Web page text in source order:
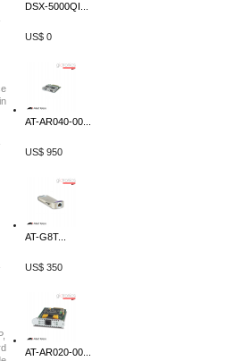
DSX-5000QI...
US$ 0
AT-AR040-00...
US$ 950
AT-G8T...
US$ 350
AT-AR020-00...